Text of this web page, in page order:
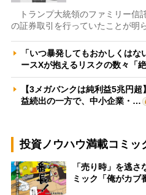
トランプ大統領のファミリー信
の証券取引を行っていたことが明
「いつ暴発してもおかしくは
ースXが抱えるリスクの数々「
【3メガバンクは純利益5兆円
益続出の一方で、中小企業・…
投資ノウハウ満載コミッ
「売り時」を逃
ミック「俺がカブ